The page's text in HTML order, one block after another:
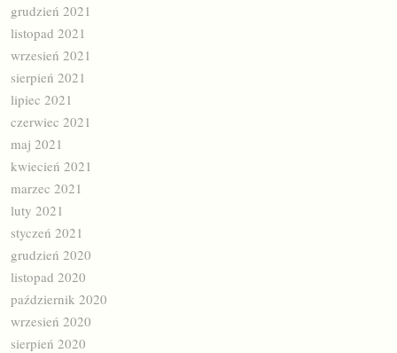
grudzień 2021
listopad 2021
wrzesień 2021
sierpień 2021
lipiec 2021
czerwiec 2021
maj 2021
kwiecień 2021
marzec 2021
luty 2021
styczeń 2021
grudzień 2020
listopad 2020
październik 2020
wrzesień 2020
sierpień 2020